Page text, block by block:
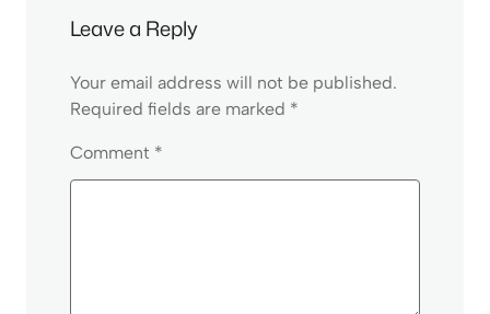
Leave a Reply
Your email address will not be published.
Required fields are marked *
Comment *